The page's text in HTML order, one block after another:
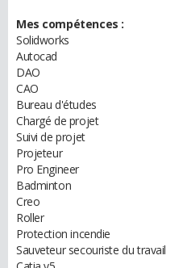
Mes compétences :
Solidworks
Autocad
DAO
CAO
Bureau d'études
Chargé de projet
Suivi de projet
Projeteur
Pro Engineer
Badminton
Creo
Roller
Protection incendie
Sauveteur secouriste du travail